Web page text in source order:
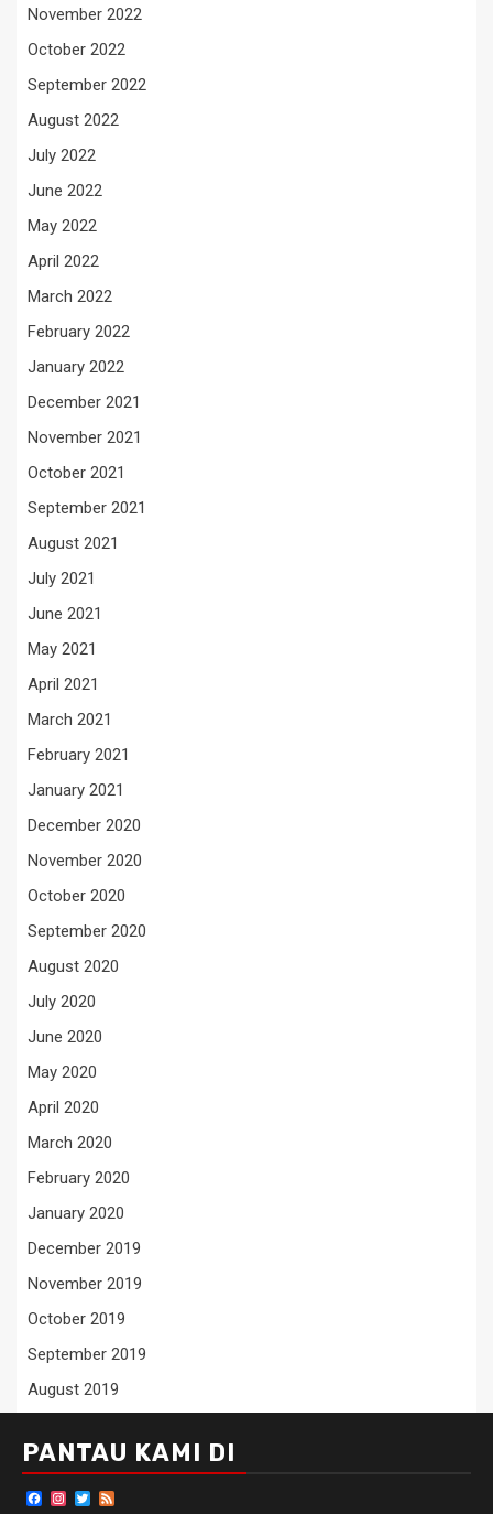
November 2022
October 2022
September 2022
August 2022
July 2022
June 2022
May 2022
April 2022
March 2022
February 2022
January 2022
December 2021
November 2021
October 2021
September 2021
August 2021
July 2021
June 2021
May 2021
April 2021
March 2021
February 2021
January 2021
December 2020
November 2020
October 2020
September 2020
August 2020
July 2020
June 2020
May 2020
April 2020
March 2020
February 2020
January 2020
December 2019
November 2019
October 2019
September 2019
August 2019
PANTAU KAMI DI
Facebook
Instagram
Twitter